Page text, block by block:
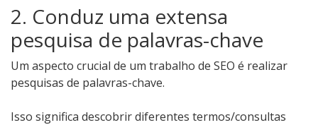
2. Conduz uma extensa
pesquisa de palavras-chave
Um aspecto crucial de um trabalho de SEO é realizar
pesquisas de palavras-chave.
Isso significa descobrir diferentes termos/consultas